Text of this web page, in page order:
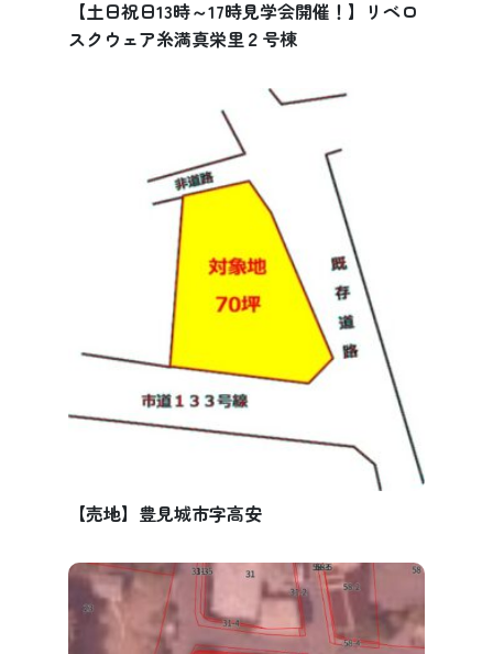
【土日祝日13時～17時見学会開催！】リベロ
スクウェア糸満真栄里２号棟
【売地】豊見城市字高安